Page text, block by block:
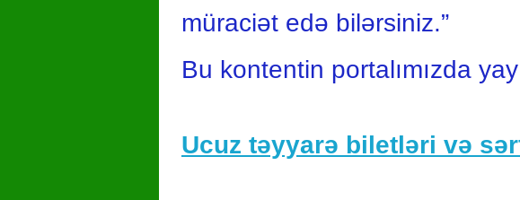
müraciət edə bilərsiniz.”
Bu kontentin portalımızda
Ucuz təyyarə biletləri və